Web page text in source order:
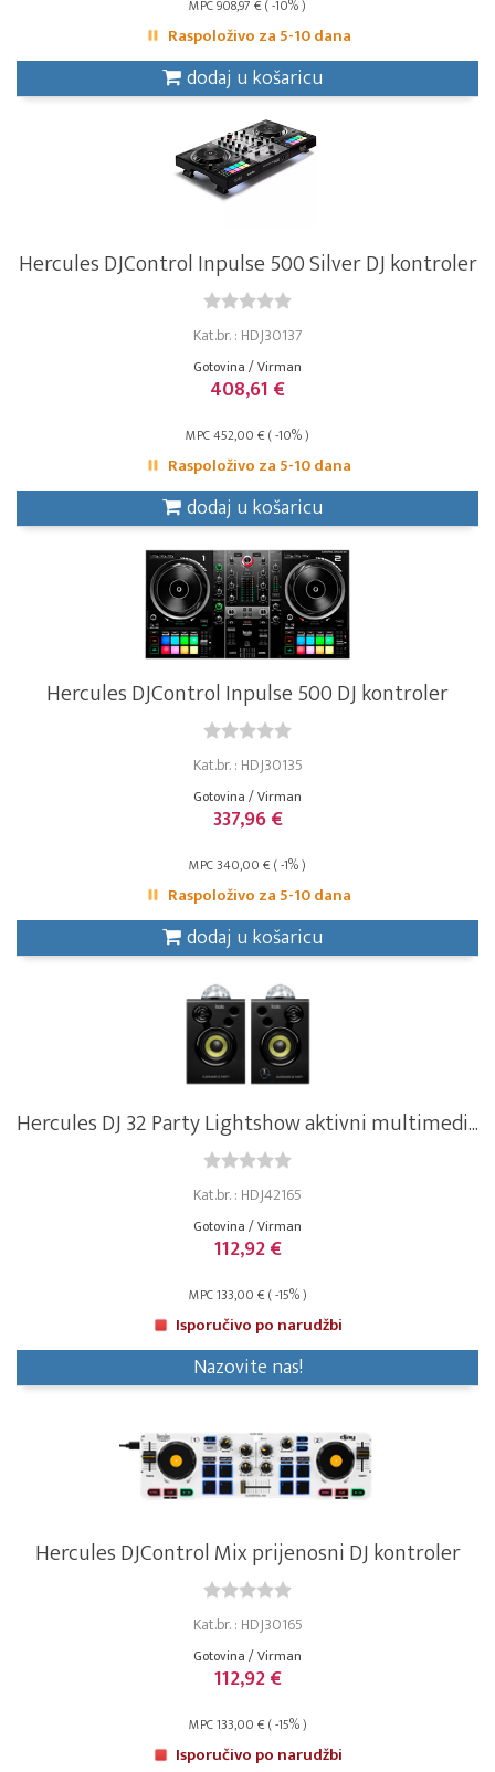
MPC 908,97 € ( -10% )
Raspoloživo za 5-10 dana
dodaj u košaricu
Hercules DJControl Inpulse 500 Silver DJ kontroler
Kat.br. : HDJ30137
Gotovina / Virman
408,61 €
MPC 452,00 € ( -10% )
Raspoloživo za 5-10 dana
dodaj u košaricu
Hercules DJControl Inpulse 500 DJ kontroler
Kat.br. : HDJ30135
Gotovina / Virman
337,96 €
MPC 340,00 € ( -1% )
Raspoloživo za 5-10 dana
dodaj u košaricu
Hercules DJ 32 Party Lightshow aktivni multimedi...
Kat.br. : HDJ42165
Gotovina / Virman
112,92 €
MPC 133,00 € ( -15% )
Isporučivo po narudžbi
Nazovite nas!
Hercules DJControl Mix prijenosni DJ kontroler
Kat.br. : HDJ30165
Gotovina / Virman
112,92 €
MPC 133,00 € ( -15% )
Isporučivo po narudžbi